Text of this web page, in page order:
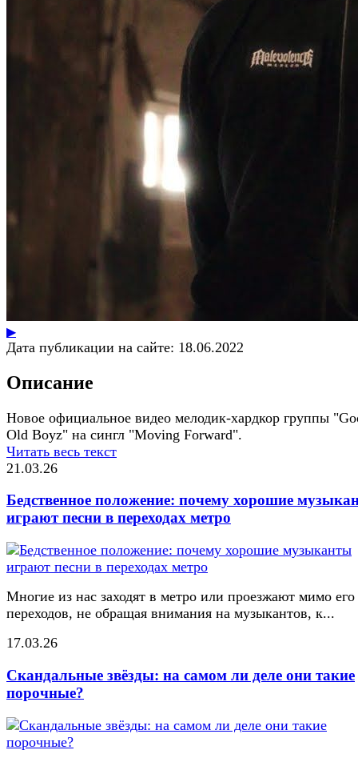
▶
Дата публикации на сайте: 18.06.2022
Описание
Новое официальное видео мелодик-хардкор группы
Old Boyz" на сингл "Moving Forward".
Читать весь текст
21.03.26
Бедственное положение: почему хорошие
играют песни в переходах метро
Многие из нас заходят в метро или проезжают мимо его
переходов, не обращая внимания на музыкантов, к...
17.03.26
Скандальные звёзды: на самом ли деле они такие
порочные?